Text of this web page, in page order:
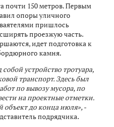
почти 150 метров. Первым
опоры уличного
пришлось
проезжую часть.
идет подготовка к
камня.
устройство тротуара,
транспорт. Здесь был
по вывозу мусора, по
на проектные отметки.
объект до конца июля», -
подрядчика.